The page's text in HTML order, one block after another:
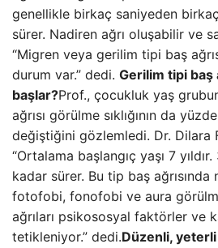
genellikle birkaç saniyeden
sürer. Nadiren ağrı oluşabilir ve
“Migren veya gerilim tipi baş
durum var.” dedi. Gerilim tipi baş
başlar?Prof., çocukluk yaş
ağrısı görülme sıklığının da
değiştiğini gözlemledi. Dr. Dilara
“Ortalama başlangıç ​​yaşı 7
kadar sürer. Bu tip baş ağrısında
fotofobi, fonofobi ve aura
ağrıları psikososyal faktörler ve
tetikleniyor.” dedi.Düzenli,